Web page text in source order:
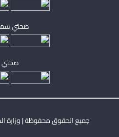
صحتي
صحتي
جميع الحقوق محفوظة | وزارة